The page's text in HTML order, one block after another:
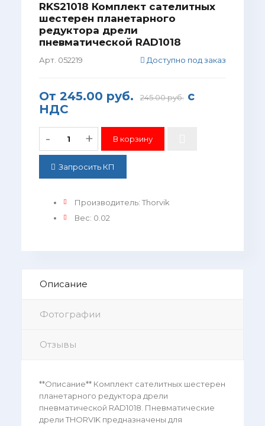
RKS21018 Комплект сателитных
шестерен планетарного
редуктора дрели
пневматической RAD1018
Арт. 052219 Доступно под заказ
От 245.00 руб. 245.00 руб.с
НДС
- +
Запросить КП
Производитель: Thorvik
Вес: 0.02
Описание
Фотографии
Отзывы
**Описание** Комплект сателитных шестерен
планетарного редуктора дрели
пневматической RAD1018. Пневматические
дрели THORVIK предназначены для